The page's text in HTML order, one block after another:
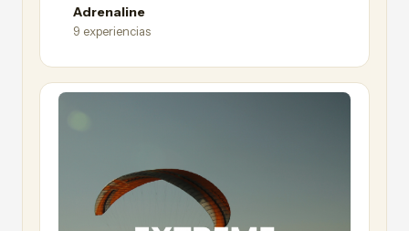
Adrenaline
9 experiencias